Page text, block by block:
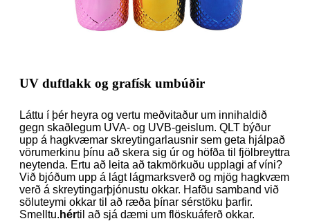
UV duftlakk og grafísk umbúðir
Láttu í þér heyra og vertu meðvitaður um innihaldið
gegn skaðlegum UVA- og UVB-geislum. QLT býður
upp á hagkvæmar skreytingarlausnir sem geta hjálpað
vörumerkinu þínu að skera sig úr og höfða til fjölbreyttra
neytenda. Ertu að leita að takmörkuðu upplagi af víni?
Við bjóðum upp á lágt lágmarksverð og mjög hagkvæm
verð á skreytingarþjónustu okkar. Hafðu samband við
söluteymi okkar til að ræða þínar sérstöku þarfir.
Smelltu. hértil að sjá dæmi um flöskuáferð okkar.